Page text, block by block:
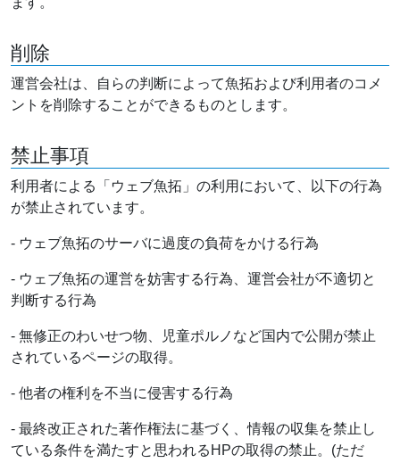
削除
運営会社は、自らの判断によって魚拓および利用者のコメ
ントを削除することができるものとします。
禁止事項
利用者による「ウェブ魚拓」の利用において、以下の行為
が禁止されています。
- ウェブ魚拓のサーバに過度の負荷をかける行為
- ウェブ魚拓の運営を妨害する行為、運営会社が不適切と
判断する行為
- 無修正のわいせつ物、児童ポルノなど国内で公開が禁止
されているページの取得。
- 他者の権利を不当に侵害する行為
- 最終改正された著作権法に基づく、情報の収集を禁止し
ている条件を満たすと思われるHPの取得の禁止。(ただ